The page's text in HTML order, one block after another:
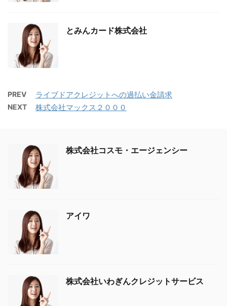
とみんカード株式会社
PREV ライブドアクレジットへの過払い金請求
NEXT 株式会社マックス２０００
株式会社コスモ・エージェンシー
アイワ
株式会社いわぎんクレジットサービス